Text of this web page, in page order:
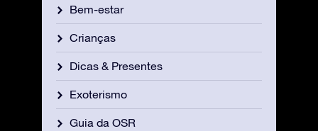
Bem-estar
Crianças
Dicas & Presentes
Exoterismo
Guia da OSR